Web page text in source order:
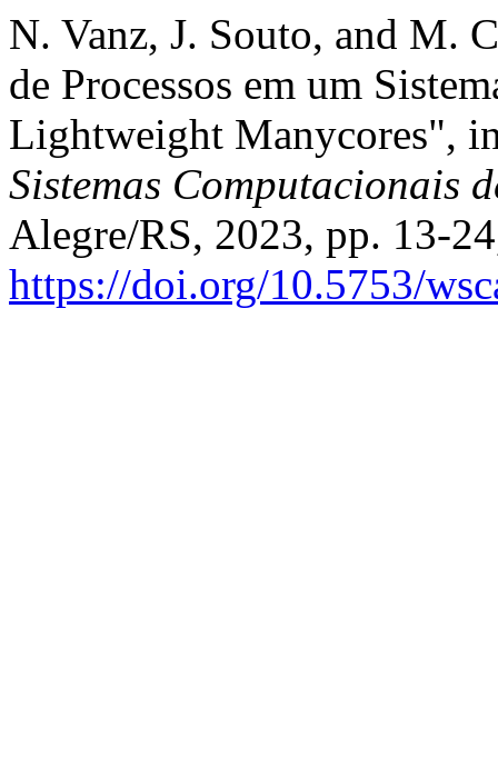
N. Vanz, J. Souto, and M.
de Processos em um
Lightweight Manycores",
Sistemas Computacionais
Alegre/RS, 2023, pp. 13-
https://doi.org/10.5753/